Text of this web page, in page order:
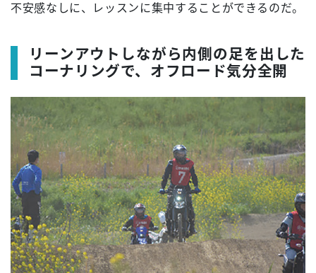
不安感なしに、レッスンに集中することができるのだ。
リーンアウトしながら内側の足を出した
コーナリングで、オフロード気分全開